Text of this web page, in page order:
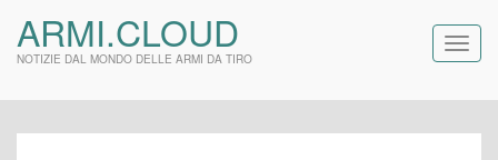
ARMI.CLOUD
NOTIZIE DAL MONDO DELLE ARMI DA TIRO